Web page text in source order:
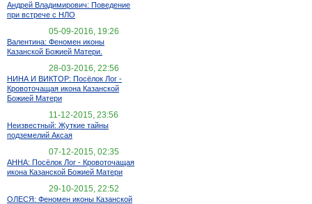
Андрей Владимирович: Поведение
при встрече с НЛО
05-09-2016, 19:26
Валентина: Феномен иконы
Казанской Божией Матери.
28-03-2016, 22:56
НИНА И ВИКТОР: Посёлок Лог -
Кровоточащая икона Казанской
Божией Матери
11-12-2015, 23:56
Неизвестный: Жуткие тайны
подземелий Аксая
07-12-2015, 02:35
АННА: Посёлок Лог - Кровоточащая
икона Казанской Божией Матери
29-10-2015, 22:52
ОЛЕСЯ: Феномен иконы Казанской